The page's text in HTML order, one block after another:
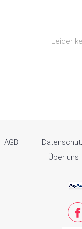
Leider
AGB
Über uns